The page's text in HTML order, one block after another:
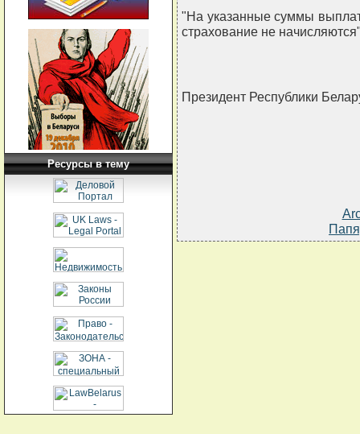
Ресурсы в тему
"На указанные суммы
страхование не
Президент Республики